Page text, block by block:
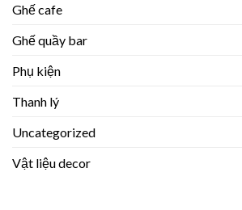
Ghế cafe
Ghế quầy bar
Phụ kiện
Thanh lý
Uncategorized
Vật liệu decor